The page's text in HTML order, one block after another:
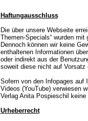
Haftungausschluss
Die über unsere Webseite
Themen-Specials“ wurden
Dennoch können wir keine
enthaltenen Informationen
oder indirekt aus der
soweit diese nicht auf Vorsatz
Sofern von den Infopages auf
Videos (YouTube) verwiesen
Verlag Anita Pospieschil
Urheberrecht